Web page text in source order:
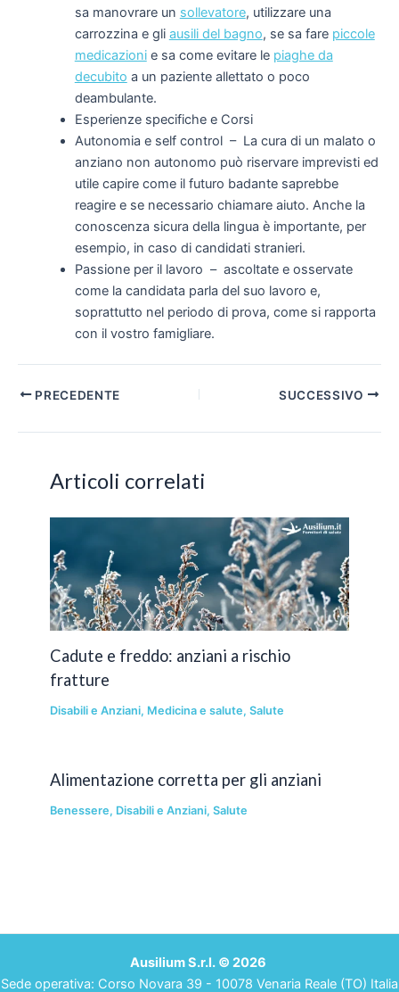
sa manovrare un sollevatore, utilizzare una
carrozzina e gli ausili del bagno, se sa fare piccole
medicazionie sa come evitare le piaghe da
decubito a un paziente allettato o poco
deambulante.
Esperienze specifiche e Corsi
Autonomia e self control – La cura di un malato o
anziano non autonomo può riservare imprevisti ed
utile capire come il futuro badante saprebbe
reagire e se necessario chiamare aiuto. Anche la
conoscenza sicura della lingua è importante, per
esempio, in caso di candidati stranieri.
Passione per il lavoro – ascoltate e osservate
come la candidata parla del suo lavoro e,
soprattutto nel periodo di prova, come si rapporta
con il vostro famigliare.
Navigazione
PRECEDENTE SUCCESSIVO
Articoli correlati
Cadute e freddo: anziani a rischio
fratture
Disabili e Anziani, Medicina e salute,Salute
Alimentazione corretta per gli anziani
Benessere, Disabili e Anziani,Salute
Ausilium S.r.l. © 2026
Sede operativa: Corso Novara 39 - 10078 Venaria Reale (TO) Italia